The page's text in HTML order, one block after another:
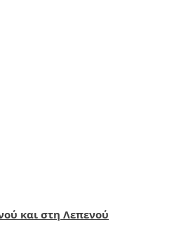
και στη Λεπενού